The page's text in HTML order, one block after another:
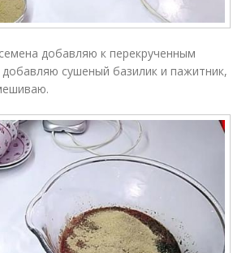
добавляю к перекрученным
сушеный базилик и пажитник,